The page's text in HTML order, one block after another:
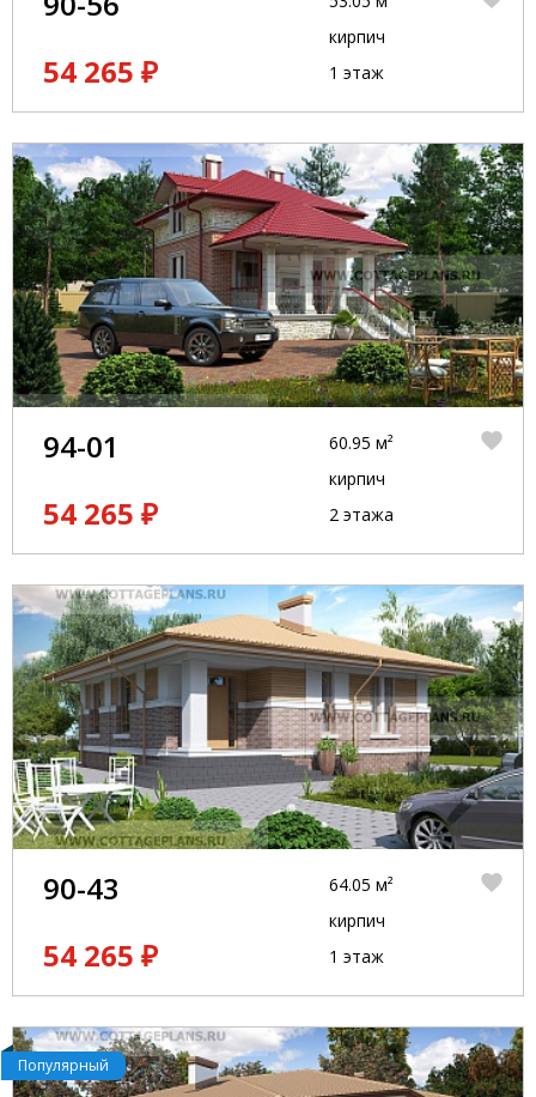
54 265 ₽
кирпич
1 этаж
94-01
54 265 ₽
60.95 м²
кирпич
2 этажа
90-43
54 265 ₽
64.05 м²
кирпич
1 этаж
Популярный